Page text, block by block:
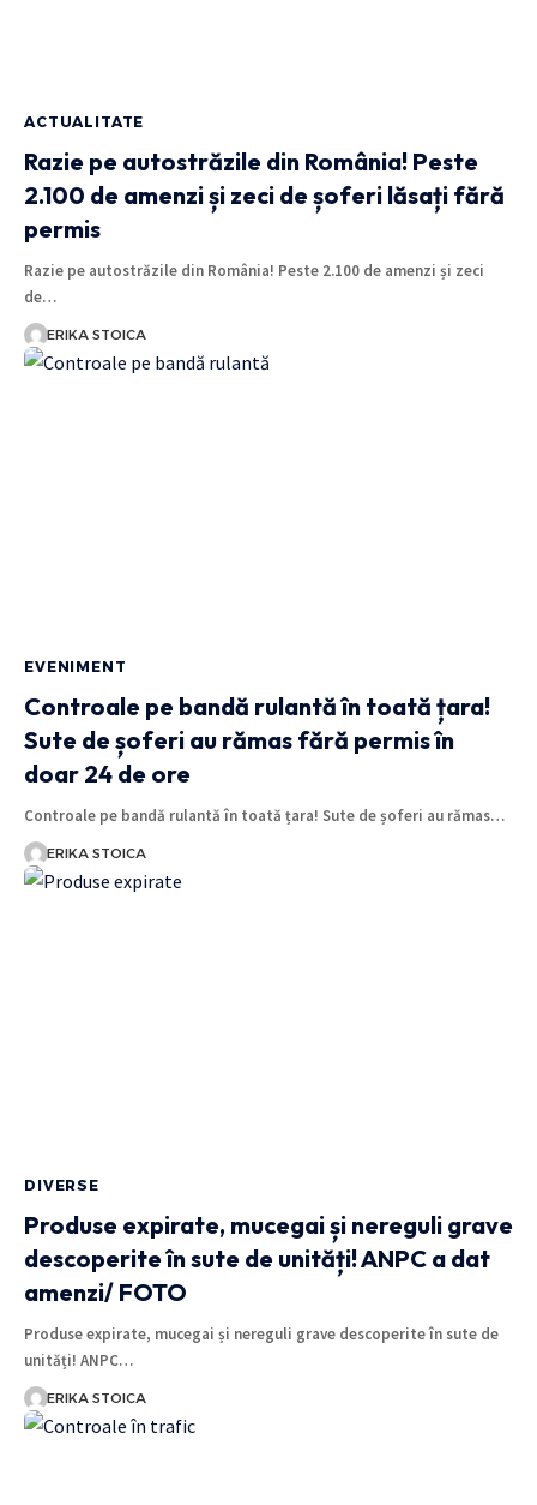
ACTUALITATE
Razie pe autostrăzile din România! Peste
2.100 de amenzi și zeci de șoferi lăsați fără
permis
Razie pe autostrăzile din România! Peste 2.100 de amenzi și zeci
de…
ERIKA STOICA
EVENIMENT
Controale pe bandă rulantă în toată țara!
Sute de șoferi au rămas fără permis în
doar 24 de ore
Controale pe bandă rulantă în toată țara! Sute de șoferi au rămas…
ERIKA STOICA
DIVERSE
Produse expirate, mucegai și nereguli grave
descoperite în sute de unități! ANPC a dat
amenzi/ FOTO
Produse expirate, mucegai și nereguli grave descoperite în sute de
unități! ANPC…
ERIKA STOICA